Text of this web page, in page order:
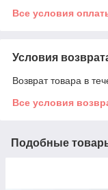
Все условия
Условия
Возврат товара в
Все условия
Подобные